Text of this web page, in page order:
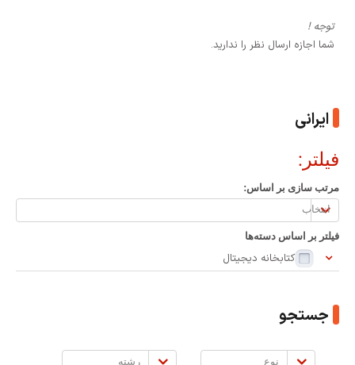
توجه !
شما اجازه ارسال نظر را ندارید.
ایرانی
فیلتر:
مرتب سازی بر اساس:
مرتب
سازی
بر
اساس:
فیلتر بر اساس دسته‌ها
کتابخانه دیجیتال
جستجو
نوع رشته